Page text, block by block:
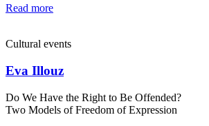
Read more
Cultural events
Eva Illouz
Do We Have the Right to Be Offended?
Two Models of Freedom of Expression